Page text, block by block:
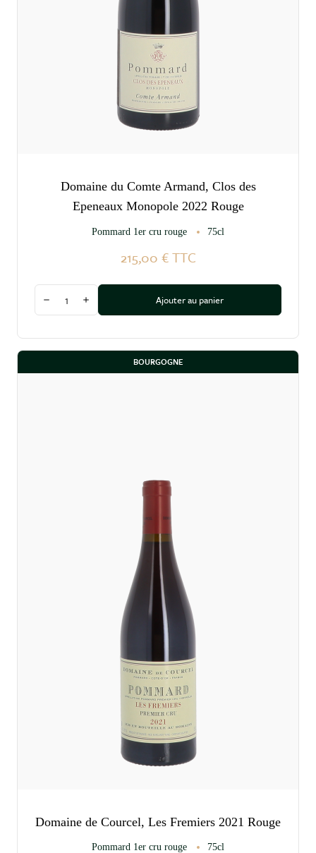
Domaine du Comte Armand, Clos des
Epeneaux Monopole 2022 Rouge
Pommard 1er cru rouge 75cl
215,00 € TTC
Quantité
Diminuer la quantité
Augmenter la quantitéAjouter au panier
BOURGOGNE
Domaine de Courcel, Les Fremiers 2021 Rouge
Pommard 1er cru rouge 75cl